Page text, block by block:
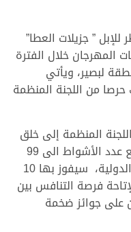
” جزيلات العطا”
المهرجان خلال الفترة
إلى 26 فبراير 2023 بمنطقة لبصير، ويأتي
من اللجنة المنظمة
2023، سعي اللجنة المنظمة إلى خلق
منافسات قوية بين الملاك حيث ارتفع عدد الأشواط الى 99
شوط لجميع الفئات، المحلية منها والدولية، سيفوز بها 10
فرصة التنافس بين
على جوائز ضخمة